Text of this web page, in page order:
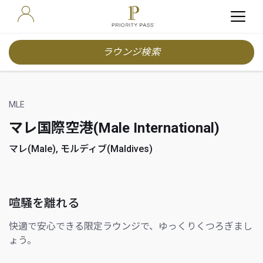
ラウンジ検索
MLE
マレ国際空港(Male International)
マレ(Male), モルディブ(Maldives)
喧騒を離れる
快適で安心できる限定ラウンジで、ゆっくりくつろぎまし
ょう。